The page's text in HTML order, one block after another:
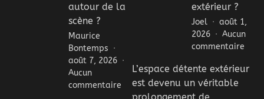
autour de la
scène ?
Maurice
Bontemps
août 7, 2026
Aucun
commentaire sur
Pourquoi
extérieur ?
Joel
août 1,
2026
Aucun
commentaire
L’espace détente extérieur
est devenu un véritable
prolongement de